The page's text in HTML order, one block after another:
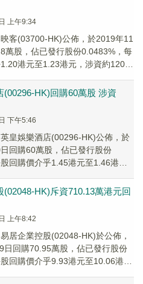
上午9:34
映客(03700-HK)公佈，於2019年11
萬股，佔已發行股份0.0483%，每
港元至1.23港元，涉資約120萬
(00296-HK)回購60萬股 涉資
下午5:46
英皇娛樂酒店(00296-HK)公佈，於
回購60萬股，佔已發行股份
回購價介乎1.45港元至1.46港
(02048-HK)斥資710.13萬港元回
上午8:42
易居企業控股(02048-HK)於公佈，
日回購70.95萬股，佔已發行股份
回購價介乎9.93港元至10.06港